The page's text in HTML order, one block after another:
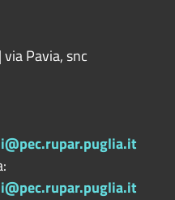
Pavia, snc